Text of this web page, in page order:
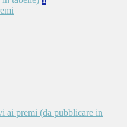
ai premi (da pubblicare in